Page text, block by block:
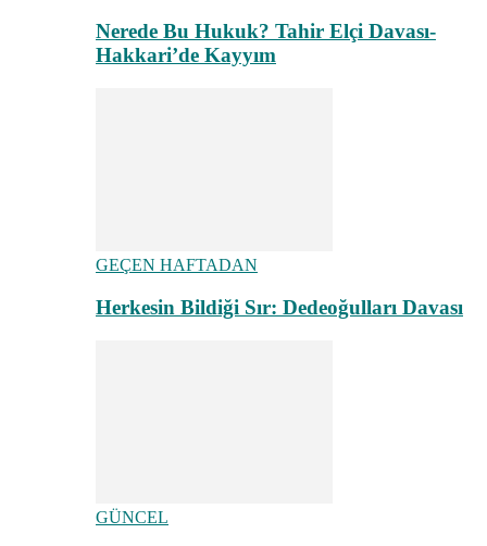
Nerede Bu Hukuk? Tahir Elçi Davası-
Hakkari’de Kayyım
GEÇEN HAFTADAN
Herkesin Bildiği Sır: Dedeoğulları Davası
GÜNCEL